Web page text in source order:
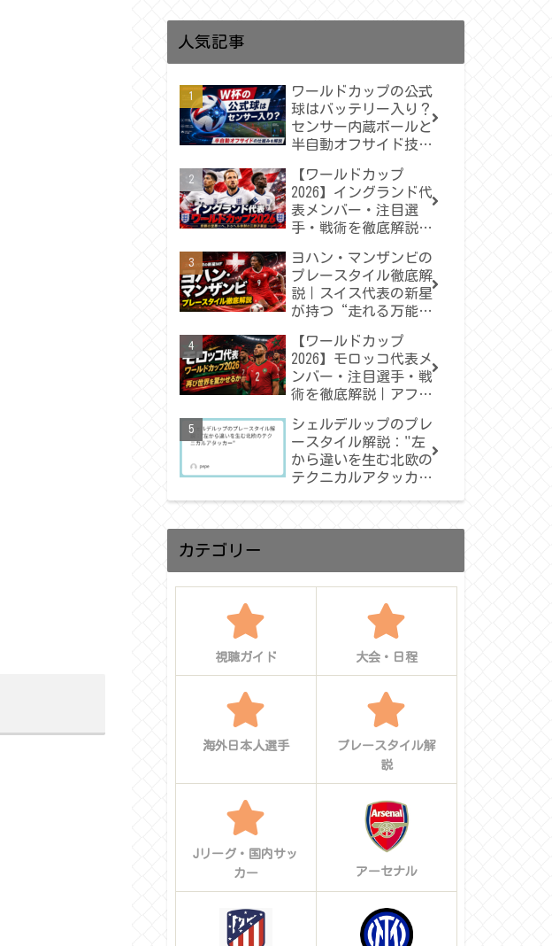
人気記事
ワールドカップの公式
球はバッテリー入り？
センサー内蔵ボールと
半自動オフサイド技術
【ワールドカップ
2026】イングランド代
表メンバー・注目選
手・戦術を徹底解説｜
獅子軍団”は悲願の世
界一へ届くのか
ヨハン・マンザンビの
プレースタイル徹底解
説｜スイス代表の新星
が持つ“走れる万能型
【ワールドカップ
2026】モロッコ代表メ
ンバー・注目選手・戦
術を徹底解説｜アフリ
た“アトラスの獅
子”は再び世界を驚か
せるか
シェルデルップのプレ
ースタイル解説："左
から違いを生む北欧の
テクニカルアタッカ
カテゴリー
視聴ガイド 大会・日程
海外日本人選手
プレースタイル解
説
Jリーグ・国内サッ
カー
アーセナル